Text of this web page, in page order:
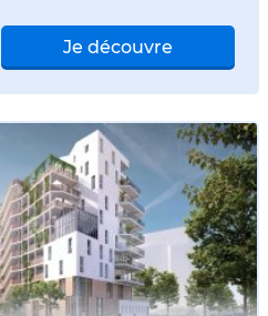
Je découvre